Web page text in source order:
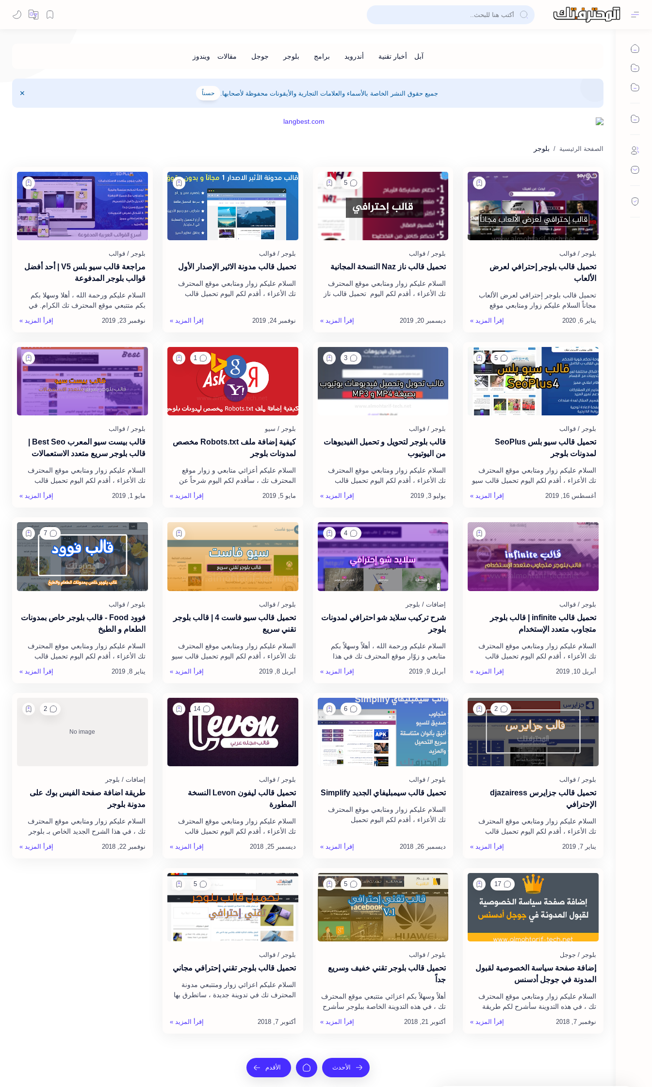
جميع حقوق النشر الخاصة بالأسماء والعلامات التجارية والأيقونات محفوظة لأصحابها. حسناً
بلوجر
تحميل قالب بلوجر إحترافي لعرض
الألعاب
تحميل قالب بلوجر إحترافي لعرض الألعاب
مجاناً السلام عليكم زوار ومتابعي موقع
المحترف تك الأعزاء ، أقدم لكم اليوم تحميل
قالب خويجو ، حيث أن خويج…
تحميل قالب ناز Naz النسخة المجانية
السلام عليكم زوار ومتابعي موقع المحترف
تك الأعزاء ، أقدم لكم اليوم تحميل قالب ناز
تحميل قالب مدونة الاثير الإصدار الأول
السلام عليكم زوار ومتابعي موقع المحترف
تك الأعزاء ، أقدم لكم اليوم تحميل قالب
مراجعة قالب سيو بلس V5 | أحد أفضل
قوالب بلوجر المدفوعة
السلام عليكم ورحمة الله ، أهلا وسهلا بكم
بكم متتبعي موقع المحترف تك الكرام. في
هذه التدوينة الجديدة ، حيث سأتطرق لـ
مراجعة قالب سيو بلس Seo Plus ب…
تحميل قالب سيو بلس SeoPlus
لمدونات بلوجر
السلام عليكم زوار ومتابعي موقع المحترف
تك الأعزاء ، أقدم لكم اليوم تحميل قالب سيو
بلس SeoPlus مجاناً ، حيث أن قالب سيو
بلس SeoPlus قالب بلوجر إ…
قالب بلوجر لتحويل و تحميل الفيديوهات
من اليوتيوب
السلام عليكم زوار ومتابعي موقع المحترف
تك الأعزاء ، أقدم لكم اليوم تحميل قالب
تحويل وتنزيل الفيديوهات من يوتيوب مجاناً ،
حيث أن قالب تحميل الفيد…
كيفية إضافة ملف Robots.txt مخصص
لمدونات بلوجر
السلام عليكم أعزائي متابعي و زوار موقع
المحترف تك ، سأقدم لكم اليوم شرحاً عن
اضافة ملف Robots.txt للمدونة بشكل…
قالب بلوجر سريع متعدد الاستعمالات
السلام عليكم زوار ومتابعي موقع المحترف
تك الأعزاء ، أقدم لكم اليوم تحميل قالب
بيست سيو المعرب Best Seo ، نسخة أصلية
و بدون أي خطأ ، حيث أن قالب ب…
تحميل قالب infinite | قالب بلوجر
متجاوب متعدد الإستخدام
السلام عليكم زوار ومتابعي موقع المحترف
تك الأعزاء ، أقدم لكم اليوم تحميل قالب
infinite ، نسخة أصلية و بدون أي خطأ ، حيث
أن قالب infinite قالب بلو…
شرح تركيب سلايد شو احترافي لمدونات
بلوجر
السلام عليكم ورحمة الله ، أهلاً وسهلاً بكم
متابعي و زوّار موقع المحترف تك في هذا
الدرس و الشرح الجديد الذي سأتطرق فيه
لطريقة تركيب سلايد شو احتراف…
تحميل قالب سيو فاست 4 | قالب بلوجر
تقني سريع
السلام عليكم زوار ومتابعي موقع المحترف
تك الأعزاء ، أقدم لكم اليوم تحميل قالب سيو
فاست 4 ، نسخة أصلية و بدون أي خطأ ،
حيث أن قالب سيو فاست 4 قالب…
فوود Food - قالب بلوجر خاص بمدونات
الطعام و الطبخ
السلام عليكم زوار ومتابعي موقع المحترف
تك الأعزاء ، أقدم لكم اليوم تحميل قالب
فوود Food مجانا ، نسخة أصلية و بدون أي
خطأ ، وبدون حقوق، حيث أن فوود …
تحميل قالب جزايرس djazairess
الإحترافي
السلام عليكم زوار ومتابعي موقع المحترف
تك الأعزاء ، أقدم لكم اليوم تحميل قالب
جزايرس djazairess مجانا ، نسخة أصلية و
بدون أي خطأ ، وبدون حقوق، حيث …
تحميل قالب سيمبليفاي الجديد Simplify
السلام عليكم زوار ومتابعي موقع المحترف
تك الأعزاء ، أقدم لكم اليوم تحميل
تحميل قالب ليفون Levon النسخة
المطورة
السلام عليكم زوار ومتابعي موقع المحترف
تك الأعزاء ، أقدم لكم اليوم تحميل قالب
ليفون - Levon المدفوع مجانا ، نسخة أصلية
و بدون أي خطأ حيث أن قالب لي…
طريقة اضافة صفحة الفيس بوك على
مدونة بلوجر
السلام عليكم زوار ومتابعي موقع المحترف
تك ، في هذا الشرح الجديد الخاص بـ بلوجر
حيث سأقدم لكم طريقة بسيطة ورائعة
لإضافة صفحة الفيسبوك الى ا…
إضافة صفحة سياسة الخصوصية لقبول
المدونة في جوجل أدسنس
السلام عليكم زوار ومتابعي موقع المحترف
تك ، في هذه التدوينة سأشرح لكم طريقة
إضافة صفحة سياسة الخصوصية لمدوناتكم ،
والتي تعتبر صفحة ضرورية لكل مدونة…
تحميل قالب بلوجر تقني خفيف وسريع
جداً
أهلاً وسهلاً بكم اعزائي متتبعي موقع المحترف
تك ، في هذه التدوينة الخاصة ببلوجر سأشرح
لكم طريقة تحميل قالب "ميم التقنية" وهو
قالب سريع جداً…
تحميل قالب بلوجر تقني إحترافي مجاني
السلام عليكم اعزائي زوار ومتتبعي مدونة
المحترف تك في تدوينة جديدة ، ساتطرق بها